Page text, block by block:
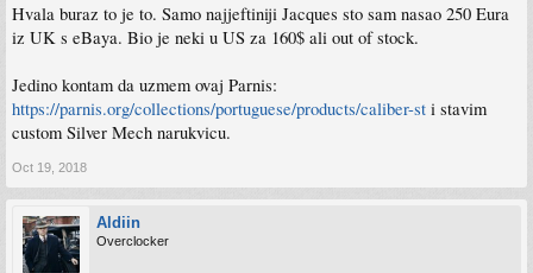
Hvala buraz to je to. Samo najjeftiniji Jacques sto sam nasao 250 Eura
iz UK s eBaya. Bio je neki u US za 160$ ali out of stock.
Jedino kontam da uzmem ovaj Parnis:
https://parnis.org/collections/portuguese/products/caliber-st i stavim
custom Silver Mech narukvicu.
Oct 19, 2018
Aldiin
Overclocker